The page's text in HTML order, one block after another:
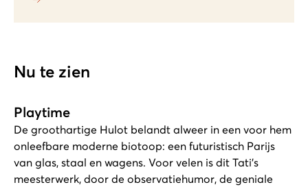
Nu te zien
Playtime
De groothartige Hulot belandt alweer in een voor hem
onleefbare moderne biotoop: een futuristisch Parijs
van glas, staal en wagens. Voor velen is dit Tati's
meesterwerk, door de observatiehumor, de geniale